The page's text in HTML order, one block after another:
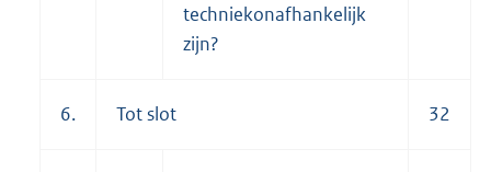
techniekonafhankelijk
zijn?
6. Tot slot 32